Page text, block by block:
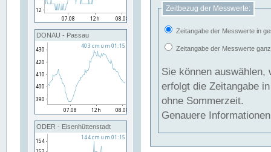
DONAU - Passau
ODER - Eisenhüttenstadt
Zeitbezug der Messwerte:
Zeitangabe der Messwerte in
Zeitangabe der Messwerte
Sie können auswählen,
erfolgt die Zeitangabe
ohne Sommerzeit.
Genauere